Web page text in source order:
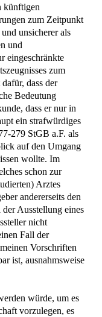
künftigen
zum Zeitpunkt
unsicherer als
und
eingeschränkte
zum
dass der
Bedeutung
dass er nur in
ein strafwürdiges
279 StGB a.F. als
auf den Umgang
wollte. Im
schon zur
Arztes
andererseits den
Ausstellung eines
nicht
Fall der
Vorschriften
ist, ausnahmsweise
würde, um es
vorzulegen, es